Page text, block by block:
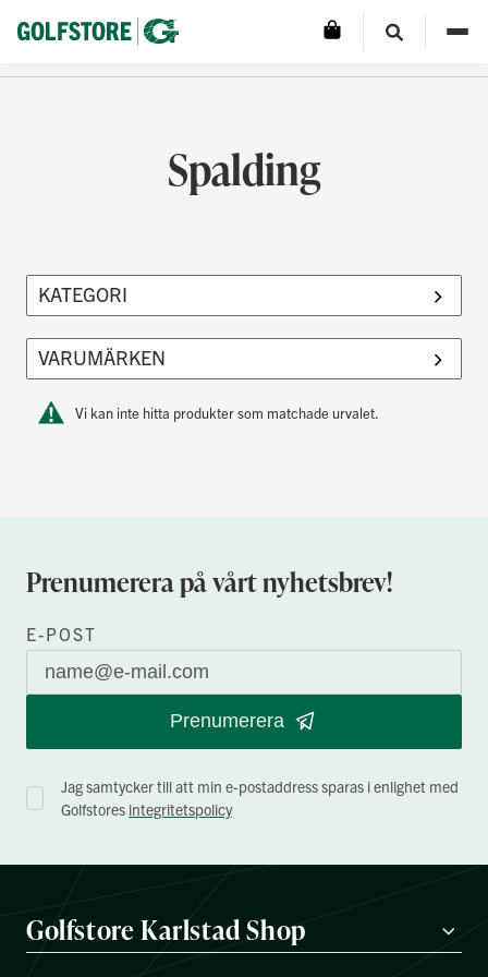
Spalding
Vi kan inte hitta produkter som matchade urvalet.
Prenumerera på vårt nyhetsbrev!
E-POST
Prenumerera
Jag samtycker till att min e-postaddress sparas i enlighet med
Golfstores integritetspolicy
Golfstore Karlstad Shop